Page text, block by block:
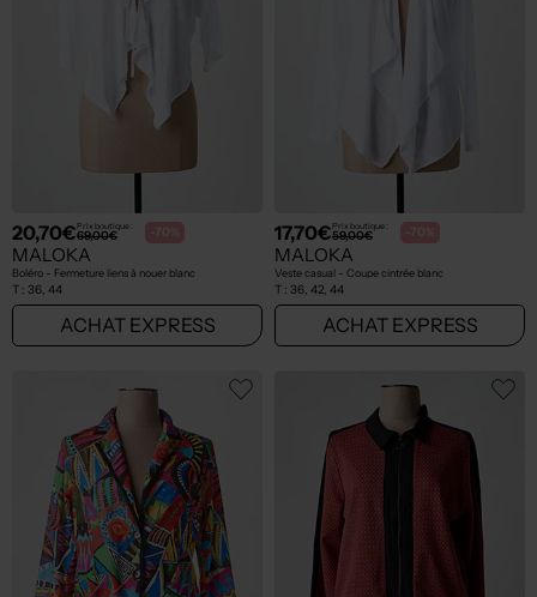
20,70€Prix boutique :
69,00€ -70%
MALOKA
Boléro - Fermeture liens à nouer blanc
T : 36, 44
ACHAT EXPRESS
17,70€Prix boutique :
59,00€ -70%
MALOKA
Veste casual - Coupe cintrée blanc
T : 36, 42, 44
ACHAT EXPRESS